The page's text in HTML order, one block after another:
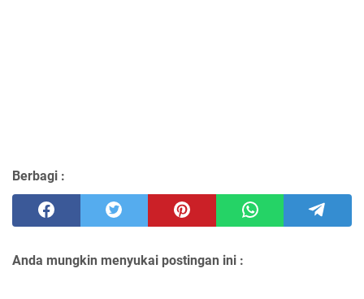
Berbagi :
Anda mungkin menyukai postingan ini :